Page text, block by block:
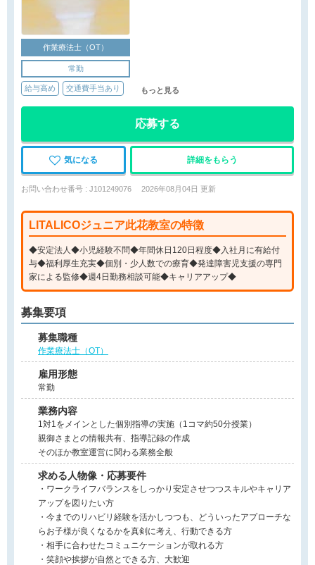
作業療法士（OT）
常勤
給与高め 交通費手当あり もっと見る
応募する
気になる 詳細をもらう
お問い合わせ番号 : J101249076 2026年08月04日 更新
LITALICOジュニア此花教室の特徴
◆安定法人◆小児経験不問◆年間休日120日程度◆入社月に有給付
与◆福利厚生充実◆個別・少人数での療育◆発達障害児支援の専門
家による監修◆週4日勤務相談可能◆キャリアアップ◆
募集要項
募集職種
作業療法士（OT）
雇用形態
常勤
業務内容
1対1をメインとした個別指導の実施（1コマ約50分授業）
親御さまとの情報共有、指導記録の作成
そのほか教室運営に関わる業務全般
求める人物像・応募要件
・ワークライフバランスをしっかり安定させつつスキルやキャリア
アップを図りたい方
・今までのリハビリ経験を活かしつつも、どういったアプローチな
らお子様が良くなるかを真剣に考え、行動できる方
・相手に合わせたコミュニケーションが取れる方
・笑顔や挨拶が自然とできる方、大歓迎